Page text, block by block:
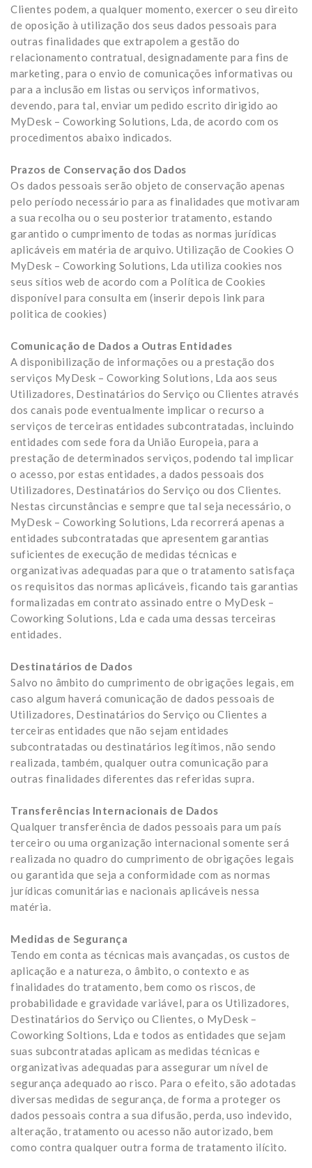
Clientes podem, a qualquer momento, exercer o seu direito
de oposição à utilização dos seus dados pessoais para
outras finalidades que extrapolem a gestão do
relacionamento contratual, designadamente para fins de
marketing, para o envio de comunicações informativas ou
para a inclusão em listas ou serviços informativos,
devendo, para tal, enviar um pedido escrito dirigido ao
MyDesk – Coworking Solutions, Lda, de acordo com os
procedimentos abaixo indicados.
Prazos de Conservação dos Dados
Os dados pessoais serão objeto de conservação apenas
pelo período necessário para as finalidades que motivaram
a sua recolha ou o seu posterior tratamento, estando
garantido o cumprimento de todas as normas jurídicas
aplicáveis em matéria de arquivo. Utilização de Cookies O
MyDesk – Coworking Solutions, Lda utiliza cookies nos
seus sítios web de acordo com a Política de Cookies
disponível para consulta em (inserir depois link para
politica de cookies)
Comunicação de Dados a Outras Entidades
A disponibilização de informações ou a prestação dos
serviços MyDesk – Coworking Solutions, Lda aos seus
Utilizadores, Destinatários do Serviço ou Clientes através
dos canais pode eventualmente implicar o recurso a
serviços de terceiras entidades subcontratadas, incluindo
entidades com sede fora da União Europeia, para a
prestação de determinados serviços, podendo tal implicar
o acesso, por estas entidades, a dados pessoais dos
Utilizadores, Destinatários do Serviço ou dos Clientes.
Nestas circunstâncias e sempre que tal seja necessário, o
MyDesk – Coworking Solutions, Lda recorrerá apenas a
entidades subcontratadas que apresentem garantias
suficientes de execução de medidas técnicas e
organizativas adequadas para que o tratamento satisfaça
os requisitos das normas aplicáveis, ficando tais garantias
formalizadas em contrato assinado entre o MyDesk –
Coworking Solutions, Lda e cada uma dessas terceiras
entidades.
Destinatários de Dados
Salvo no âmbito do cumprimento de obrigações legais, em
caso algum haverá comunicação de dados pessoais de
Utilizadores, Destinatários do Serviço ou Clientes a
terceiras entidades que não sejam entidades
subcontratadas ou destinatários legítimos, não sendo
realizada, também, qualquer outra comunicação para
outras finalidades diferentes das referidas supra.
Transferências Internacionais de Dados
Qualquer transferência de dados pessoais para um país
terceiro ou uma organização internacional somente será
realizada no quadro do cumprimento de obrigações legais
ou garantida que seja a conformidade com as normas
jurídicas comunitárias e nacionais aplicáveis nessa
matéria.
Medidas de Segurança
Tendo em conta as técnicas mais avançadas, os custos de
aplicação e a natureza, o âmbito, o contexto e as
finalidades do tratamento, bem como os riscos, de
probabilidade e gravidade variável, para os Utilizadores,
Destinatários do Serviço ou Clientes, o MyDesk –
Coworking Soltions, Lda e todos as entidades que sejam
suas subcontratadas aplicam as medidas técnicas e
organizativas adequadas para assegurar um nível de
segurança adequado ao risco. Para o efeito, são adotadas
diversas medidas de segurança, de forma a proteger os
dados pessoais contra a sua difusão, perda, uso indevido,
alteração, tratamento ou acesso não autorizado, bem
como contra qualquer outra forma de tratamento ilícito.